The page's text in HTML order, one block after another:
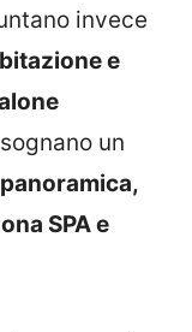
invece
e
un
SPA e